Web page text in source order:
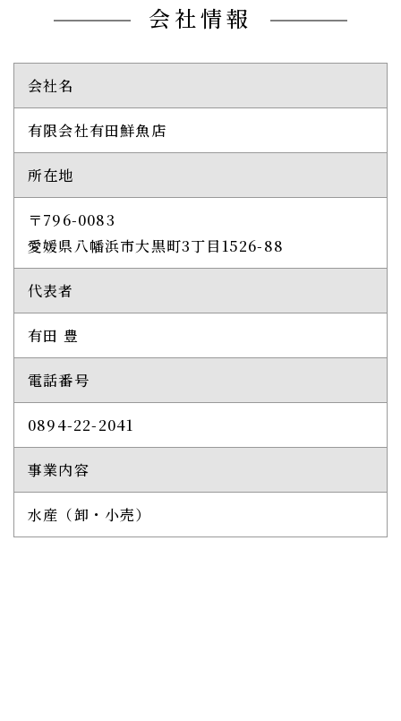
会社情報
会社名
有限会社有田鮮魚店
所在地
〒796-0083
​​​​​​​愛媛県八幡浜市大黒町3丁目1526-88
代表者
有田 豊
電話番号
0894-22-2041
事業内容
水産（卸・小売）